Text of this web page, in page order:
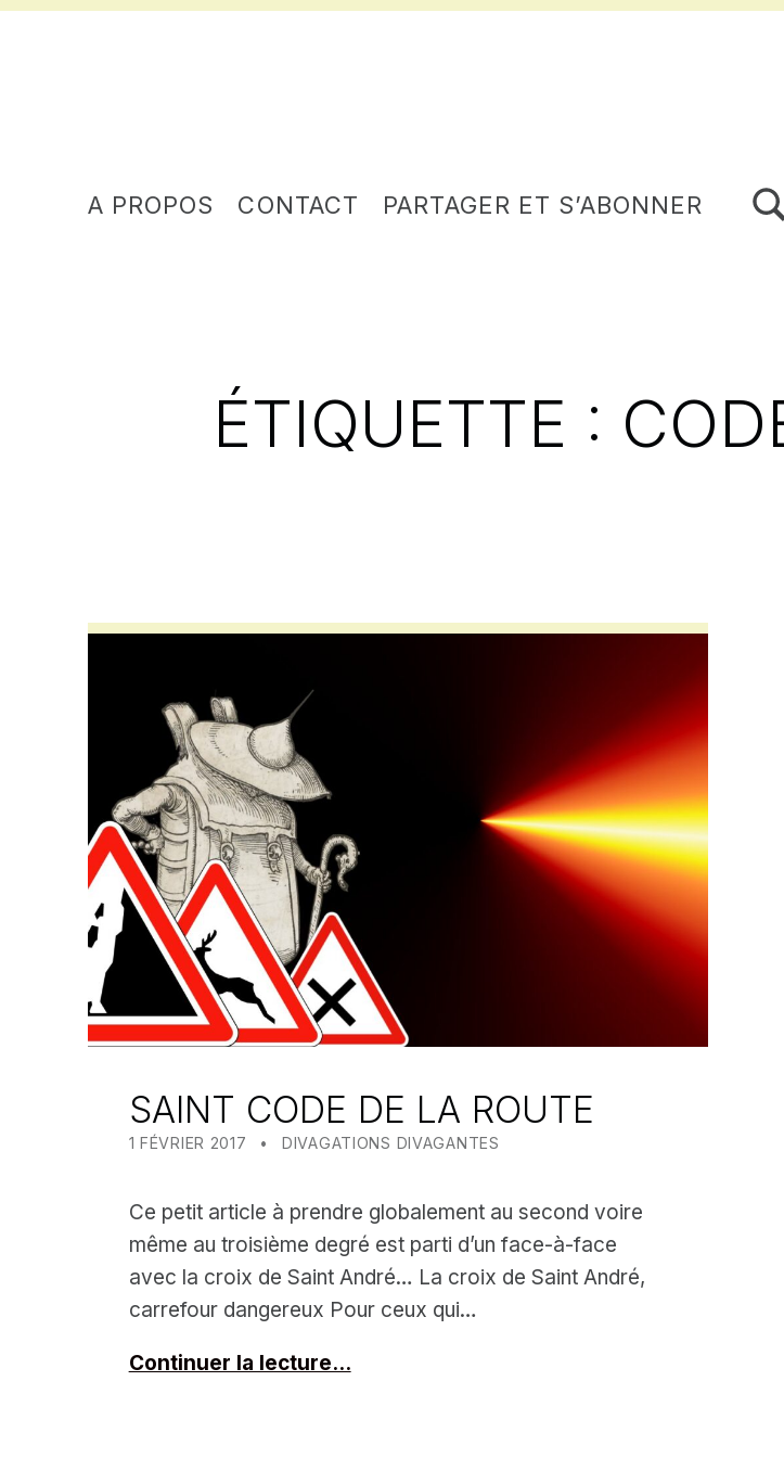
A PROPOS CONTACT PARTAGER ET S’ABONNER
ÉTIQUETTE :
SAINT CODE DE LA ROUTE
POSTED ON:
1 FÉVRIER 2017 WRITTEN BY:
MEALIN
DIVAGATIONS DIVAGANTES
Ce petit article à prendre globalement au second voire
même au troisième degré est parti d’un face-à-face
avec la croix de Saint André… La croix de Saint André,
carrefour dangereux Pour ceux qui…
Continuer la lecture…